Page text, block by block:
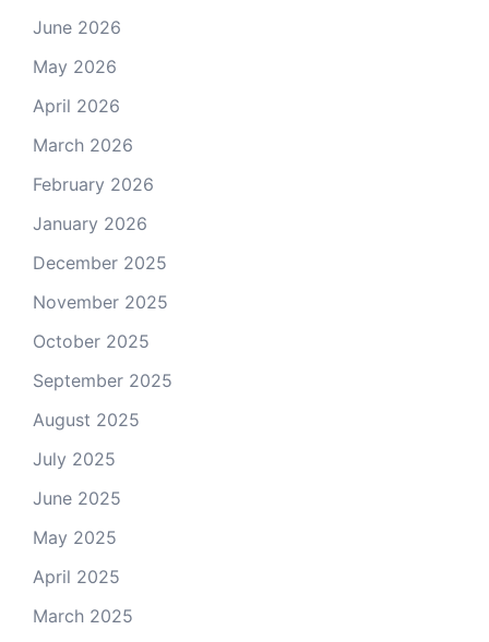
June 2026
May 2026
April 2026
March 2026
February 2026
January 2026
December 2025
November 2025
October 2025
September 2025
August 2025
July 2025
June 2025
May 2025
April 2025
March 2025